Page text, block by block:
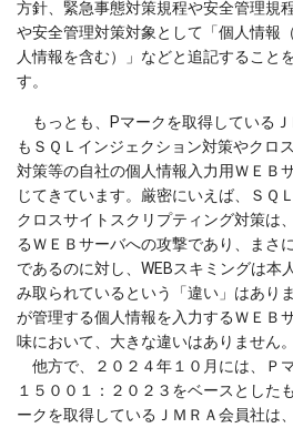
方針、緊急事態対策規程や安全管理規
や安全管理対策対象として「個人情報
人情報を含む）」などと追記すること
す。
もっとも、Pマークを取得している
もＳＱＬインジェクション対策やクロ
対策等の自社の個人情報入力用ＷＥＢ
じてきています。厳密にいえば、ＳＱ
クロスサイトスクリプティング対策は
るＷＥＢサーバへの攻撃であり、まさ
であるのに対し、WEBスキミングは本
み取られているという「違い」はあり
が管理する個人情報を入力するＷＥＢ
味において、大きな違いはありません。
他方で、２０２４年１０月には、Ｐ
１５００１：２０２３をベースとした
ークを取得しているＪＭＲＡ会員社は